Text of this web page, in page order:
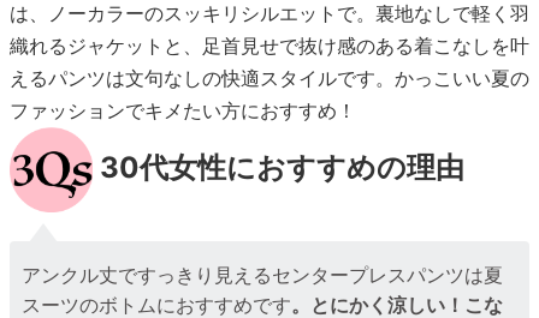
は、ノーカラーのスッキリシルエットで。裏地なしで軽く羽
織れるジャケットと、足首見せで抜け感のある着こなしを叶
えるパンツは文句なしの快適スタイルです。かっこいい夏の
ファッションでキメたい方におすすめ！
30代女性におすすめの理由
アンクル丈ですっきり見えるセンタープレスパンツは夏
スーツのボトムにおすすめです。とにかく涼しい！こな